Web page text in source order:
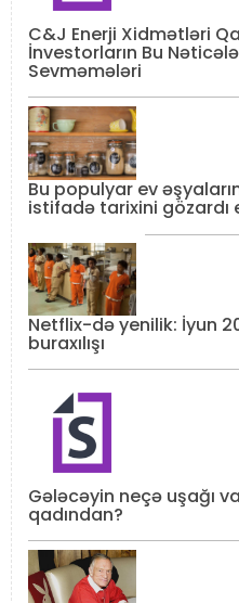
C&J Enerji Xidmətləri
İnvestorların Bu
Sevməmələri
Bu populyar ev
istifadə tarixini gözardı
Netflix-də yenilik: İyun
buraxılışı
Gələcəyin neçə uşağı
qadından?